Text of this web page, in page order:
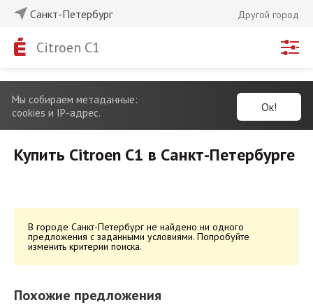
Санкт-Петербург Другой город
Citroen C1
Мы собираем метаданные:
cookies и IP-адрес.
Ок!
Купить Citroen C1 в Санкт-Петербурге
В городе Санкт-Петербург не найдено ни одного
предложения с заданными условиями. Попробуйте
изменить критерии поиска.
Похожие предложения